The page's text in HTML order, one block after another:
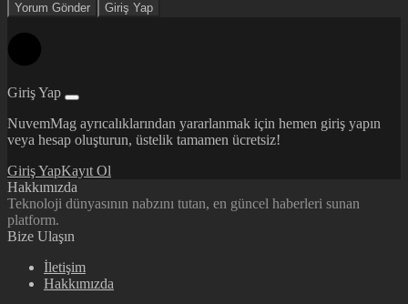
Yorum Gönder Giriş Yap
Giriş Yap
NuvemMag ayrıcalıklarından yararlanmak için hemen giriş yapın
veya hesap oluşturun, üstelik tamamen ücretsiz!
Giriş YapKayıt Ol
Hakkımızda
Teknoloji dünyasının nabzını tutan, en güncel haberleri sunan
platform.
Bize Ulaşın
İletişim
Hakkımızda